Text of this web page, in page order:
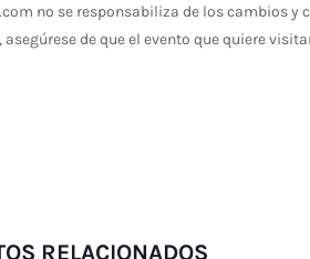
no se responsabiliza de los cambios y
asegúrese de que el evento que quiere
RELACIONADOS